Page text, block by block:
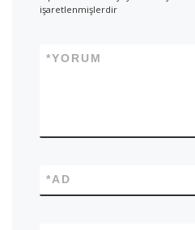
işaretlenmişlerdir
YORUM
*
AD
*